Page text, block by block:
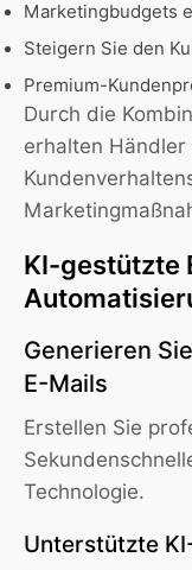
Marketingbudgets
Steigern Sie den
Premium-
Durch die
erhalten
KI-gestützte
Generieren
E-Mails
Erstellen Sie
Technologie.
Unterstützte